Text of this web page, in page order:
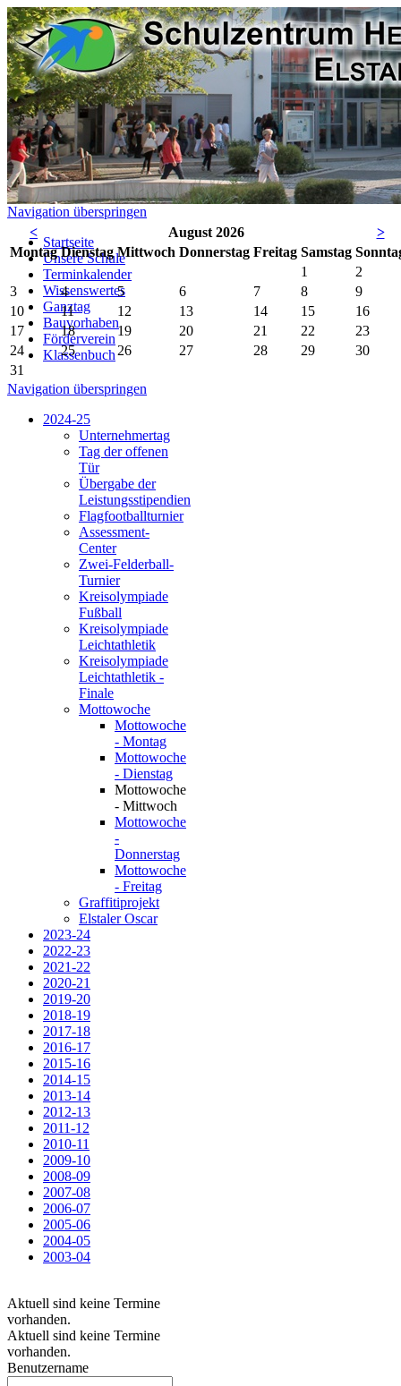
Navigation überspringen
Startseite
Unsere Schule
Terminkalender
Wissenswertes
Ganztag
Bauvorhaben
Förderverein
Klassenbuch
< August 2026
>
Montag Dienstag Mittwoch Donnerstag Freitag Samstag So
1
2
3
4 5 6 7 8
9
10
11 12 13 14 15
16
17
18 19 20 21 22
23
24
25 26 27 28 29
30
31
Navigation überspringen
2024-25
Unternehmertag
Tag der offenen
Tür
Übergabe der
Leistungsstipendien
Flagfootballturnier
Assessment-
Center
Zwei-Felderball-
Turnier
Kreisolympiade
Fußball
Kreisolympiade
Leichtathletik
Kreisolympiade
Leichtathletik -
Finale
Mottowoche
Mottowoche
- Montag
Mottowoche
- Dienstag
Mottowoche
- Mittwoch
Mottowoche
-
Donnerstag
Mottowoche
- Freitag
Graffitiprojekt
Elstaler Oscar
2023-24
2022-23
2021-22
2020-21
2019-20
2018-19
2017-18
2016-17
2015-16
2014-15
2013-14
2012-13
2011-12
2010-11
2009-10
2008-09
2007-08
2006-07
2005-06
2004-05
2003-04
Aktuell sind keine Termine
vorhanden.
Aktuell sind keine Termine
vorhanden.
Benutzername